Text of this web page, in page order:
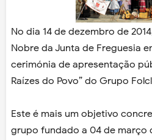
No dia 14 de dezembro de
Nobre da Junta de Freguesia
cerimónia de apresentação
Raízes do Povo” do Grupo
Este é mais um objetivo
grupo fundado a 04 de março